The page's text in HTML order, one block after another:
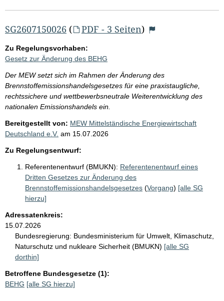
SG2607150026 ( PDF - 3 Seiten)
Zu Regelungsvorhaben:
Gesetz zur Änderung des BEHG
Der MEW setzt sich im Rahmen der Änderung des
Brennstoffemissionshandelsgesetzes für eine praxistaugliche,
rechtssichere und wettbewerbsneutrale Weiterentwicklung des
nationalen Emissionshandels ein.
Bereitgestellt von: MEW Mittelständische Energiewirtschaft
Deutschland e.V. am 15.07.2026
Zu Regelungsentwurf:
Referentenentwurf (BMUKN): Referentenentwurf eines
Dritten Gesetzes zur Änderung des
Brennstoffemissionshandelsgesetzes (Vorgang) [alle SG
hierzu]
Adressatenkreis:
15.07.2026
Bundesregierung: Bundesministerium für Umwelt, Klimaschutz,
Naturschutz und nukleare Sicherheit (BMUKN) [alle SG
dorthin]
Betroffene Bundesgesetze (1):
BEHG [alle SG hierzu]